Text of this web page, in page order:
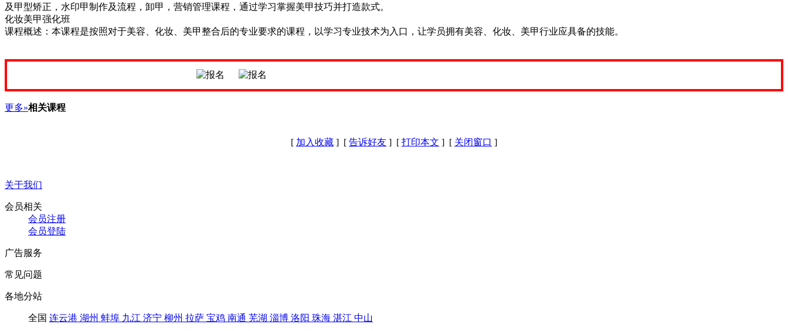
及甲型矫正，水印甲制作及流程，卸甲，营销管理课程，通过学习掌握美甲技巧并打造款式。
化妆美甲强化班
课程概述：本课程是按照对于美容、化妆、美甲整合后的专业要求的课程，以学习专业技术为入口，让学员拥有美容、化妆、美甲行业应具备的技能。
更多»相关课程
[ 加入收藏 ] [ 告诉好友 ] [ 打印本文 ] [ 关闭窗口 ]
关于我们
会员相关
会员注册
会员登陆
广告服务
常见问题
各地分站
全国 连云港 湖州 蚌埠 九江 济宁 柳州 拉萨 宝鸡 南通 芜湖 淄博 洛阳 珠海 湛江 中山